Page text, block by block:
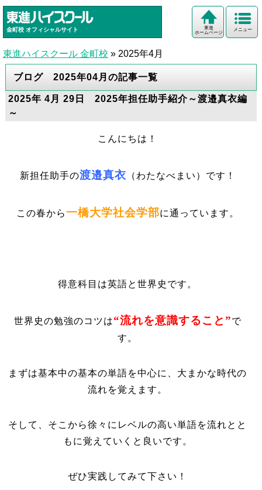
金町校 オフィシャルサイト メニュー
東進
ホームページ
東進ハイスクール 金町校 » 2025年4月
ブログ 2025年04月の記事一覧
2025年 4月 29日 2025年担任助手紹介～渡邉真衣編
～
こんにちは！
新担任助手の渡邉真衣 （わたなべまい）です！
この春から一橋大学社会学部に通っています。
得意科目は英語と世界史です。
世界史の勉強のコツは“流れを意識すること”で
す。
まずは基本中の基本の単語を中心に、大まかな時代の
流れを覚えます。
そして、そこから徐々にレベルの高い単語を流れとと
もに覚えていくと良いです。
ぜひ実践してみて下さい！